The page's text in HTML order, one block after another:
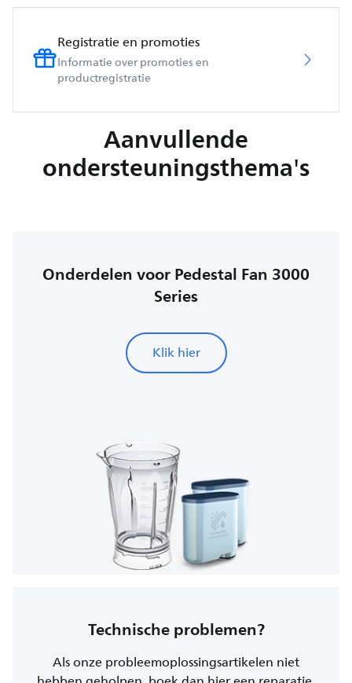
Registratie en promoties
Informatie over promoties en
productregistratie
Aanvullende
ondersteuningsthema's
Onderdelen voor Pedestal Fan 3000
Series
Klik hier
Technische problemen?
Als onze probleemoplossingsartikelen niet